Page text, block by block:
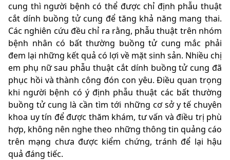
cung thì người bệnh có thể được chỉ định phẫu thuật
cắt dính buồng tử cung để tăng khả năng mang thai.
Các nghiên cứu đều chỉ ra rằng, phẫu thuật trên nhóm
bệnh nhân có bất thường buồng tử cung mắc phải
đem lại những kết quả có lợi về mặt sinh sản. Nhiều chị
em phụ nữ sau phẫu thuật cắt dính buồng tử cung đã
phục hồi và thành công đón con yêu. Điều quan trọng
khi người bệnh có ý định phẫu thuật các bất thường
buồng tử cung là cần tìm tới những cơ sở y tế chuyên
khoa uy tín để được thăm khám, tư vấn và điều trị phù
hợp, không nên nghe theo những thông tin quảng cáo
trên mạng chưa được kiểm chứng, tránh để lại hậu
quả đáng tiếc.